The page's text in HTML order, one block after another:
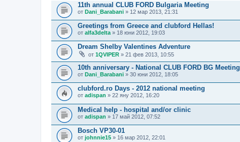
11th annual CLUB FORD Bulgaria Meeting
от Dani_Barabani » 12 мар 2013, 21:31
Greetings from Greece and clubford Hellas!
от alfa3delta » 18 юни 2012, 19:03
Dream Shelby Valentines Adventure
от 1QVIPER » 21 фев 2013, 10:55
10th anniversary - National CLUB FORD BG Meeting
от Dani_Barabani » 30 юни 2012, 18:05
clubford.ro Days - 2012 national meeting
от adispan » 22 яну 2012, 16:20
Medical help - hospital and/or clinic
от adispan » 17 май 2012, 07:52
Bosch VP30-01
от johnnie15 » 16 мар 2012, 22:01